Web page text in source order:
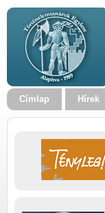
Címlap Hírek